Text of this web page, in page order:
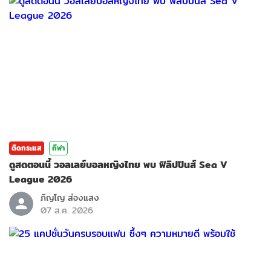
ติดกระแส กีฬา
ดูสดตอนนี้ วอลเลย์บอลหญิงไทย พบ ฟิลิปปินส์ Sea V
League 2026
ภิญโญ ส่องแสง
07 ส.ค. 2026